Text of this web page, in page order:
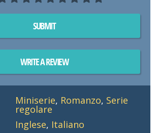
SUBMIT
WRITE A REVIEW
Miniserie, Romanzo, Serie
regolare
Inglese, Italiano